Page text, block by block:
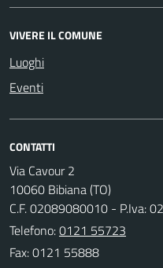
VIVERE IL COMUNE
Luoghi
Eventi
CONTATTI
Via Cavour 2
10060 Bibiana (TO)
C.F. 02089080010 - P.Iva:
Telefono:0121 55723
Fax: 0121 55888